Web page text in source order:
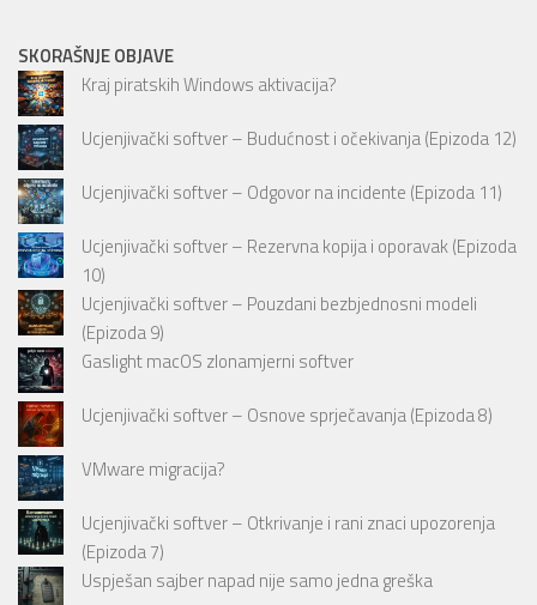
SKORAŠNJE OBJAVE
Kraj piratskih Windows aktivacija?
Ucjenjivački softver – Budućnost i očekivanja (Epizoda 12)
Ucjenjivački softver – Odgovor na incidente (Epizoda 11)
Ucjenjivački softver – Rezervna kopija i oporavak (Epizoda
10)
Ucjenjivački softver – Pouzdani bezbjednosni modeli
(Epizoda 9)
Gaslight macOS zlonamjerni softver
Ucjenjivački softver – Osnove sprječavanja (Epizoda 8)
VMware migracija?
Ucjenjivački softver – Otkrivanje i rani znaci upozorenja
(Epizoda 7)
Uspješan sajber napad nije samo jedna greška